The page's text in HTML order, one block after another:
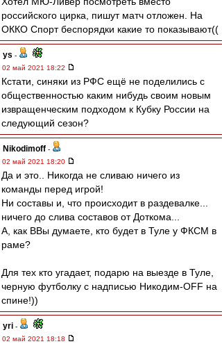
российского цирка, пишут матч отложен. На
ОККО Спорт беспорядки какие то показывают((
ys -
02 май 2021 18:22
Кстати, синяки из РФС ещё не поделились с
общественностью каким нибудь своим новым
извращенческим подходом к Кубку России на
следующий сезон?
Nikodimoff -
02 май 2021 18:20
Да и это.. Никогда не сливаю ничего из
команды перед игрой!
Ни составы и, что происходит в раздевалке...
ничего до слива составов от Доткома...
А, как ВВы думаете, кто будет в Туле у ФКСМ в
раме?
Для тех кто угадает, подарю на выезде в Туле,
черную футболку с надписью Никодим-OFF на
спине!))
yri -
02 май 2021 18:18